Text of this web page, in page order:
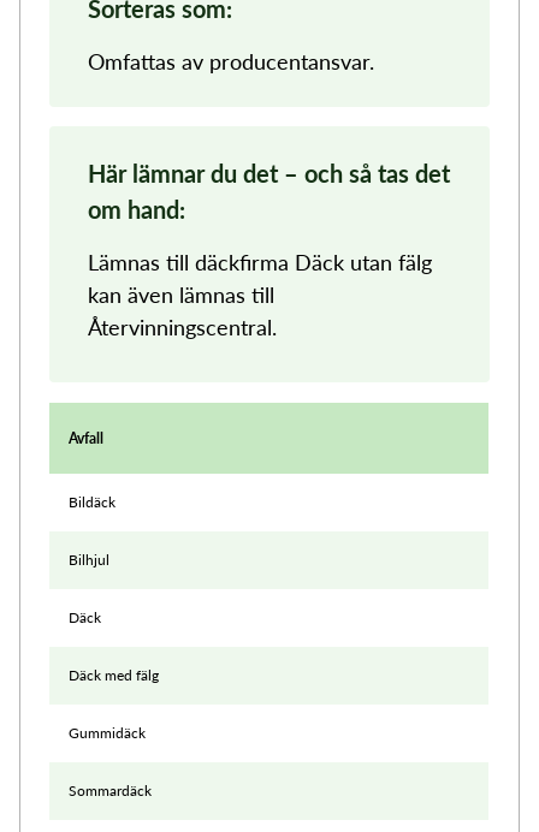
Sorteras som:
Omfattas av producentansvar.
Här lämnar du det – och så tas det
om hand:
Lämnas till däckfirma Däck utan fälg
kan även lämnas till
Återvinningscentral.
Avfall
Bildäck
Bilhjul
Däck
Däck med fälg
Gummidäck
Sommardäck